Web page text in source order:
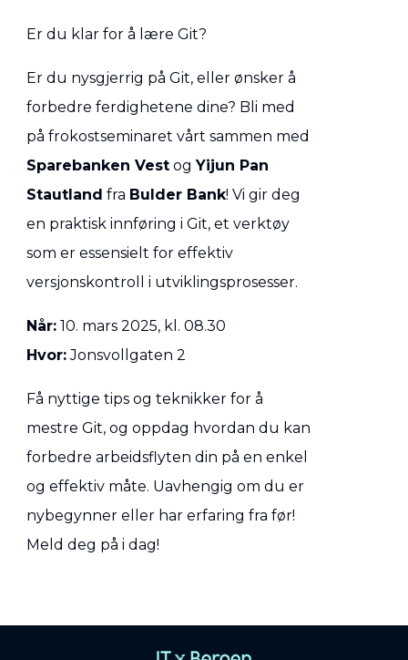
Er du klar for å lære Git?
Er du nysgjerrig på Git, eller ønsker å
forbedre ferdighetene dine? Bli med
på frokostseminaret vårt sammen med
Sparebanken VestogYijun Pan
Stautland fra Bulder Bank! Vi gir deg
en praktisk innføring i Git, et verktøy
som er essensielt for effektiv
versjonskontroll i utviklingsprosesser.
Når:10. mars 2025, kl. 08.30
Hvor:Jonsvollgaten 2
Få nyttige tips og teknikker for å
mestre Git, og oppdag hvordan du kan
forbedre arbeidsflyten din på en enkel
og effektiv måte. Uavhengig om du er
nybegynner eller har erfaring fra før!
Meld deg på i dag!